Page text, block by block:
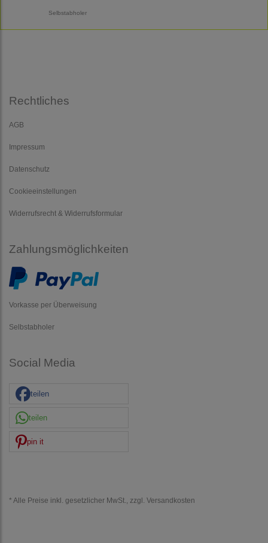
Selbstabholer
Rechtliches
AGB
Impressum
Datenschutz
Cookieeinstellungen
Widerrufsrecht & Widerrufsformular
Zahlungsmöglichkeiten
Vorkasse per Überweisung
Selbstabholer
Social Media
teilen
teilen
pin it
* Alle Preise inkl. gesetzlicher MwSt., zzgl. Versandkosten